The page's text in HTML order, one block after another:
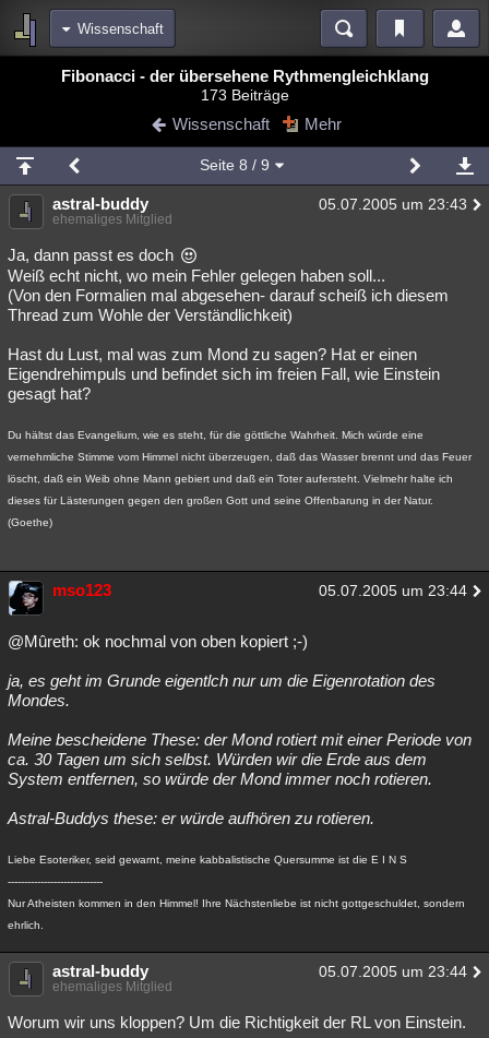
Wissenschaft
Bereiche
Blogs Videos
Chat Wiki Neuigkeiten
meine Rubriken
Menschen Wissenschaft Mystery Kriminalfälle
Spiritualität Verschwörungen
Natur Umfragen Unterhaltung
Philosophie Träume Orte Esoterik Literatur
Astronomie
Clash Verbesserungen
Übersichten
Fibonacci - der übersehene Rythmengleichklang
173 Beiträge
Wissenschaft Mehr
Seite 8 / 9
astral-buddy 05.07.2005 um 23:43
ehemaliges Mitglied
Ja, dann passt es doch
Weiß echt nicht, wo mein Fehler gelegen haben soll...
(Von den Formalien mal abgesehen- darauf scheiß ich diesem
Thread zum Wohle der Verständlichkeit)
Hast du Lust, mal was zum Mond zu sagen? Hat er einen
Eigendrehimpuls und befindet sich im freien Fall, wie Einstein
gesagt hat?
Du hältst das Evangelium, wie es steht, für die göttliche Wahrheit. Mich würde eine
vernehmliche Stimme vom Himmel nicht überzeugen, daß das Wasser brennt und das Feuer
löscht, daß ein Weib ohne Mann gebiert und daß ein Toter aufersteht. Vielmehr halte ich
dieses für Lästerungen gegen den großen Gott und seine Offenbarung in der Natur.
(Goethe)
mso123 05.07.2005 um 23:44
@Mûreth: ok nochmal von oben kopiert ;-)
ja, es geht im Grunde eigentlch nur um die Eigenrotation des
Mondes.
Meine bescheidene These: der Mond rotiert mit einer Periode von
ca. 30 Tagen um sich selbst. Würden wir die Erde aus dem
System entfernen, so würde der Mond immer noch rotieren.
Astral-Buddys these: er würde aufhören zu rotieren.
Liebe Esoteriker, seid gewarnt, meine kabbalistische Quersumme ist die E I N S
-----------------------------
Nur Atheisten kommen in den Himmel! Ihre Nächstenliebe ist nicht gottgeschuldet, sondern
ehrlich.
astral-buddy 05.07.2005 um 23:44
ehemaliges Mitglied
Worum wir uns kloppen? Um die Richtigkeit der RL von Einstein.